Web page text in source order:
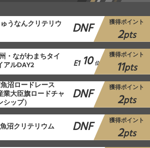
うなんクリテリウ DNF 獲得ポイント
2pts
・ながわまちタイ
アルDAY2 E1 10 位
獲得ポイント
11pts
沼ロードレース
業大臣旗ロードチャ
ップ） DNF 獲得ポイント
2pts
沼クリテリウム DNF 獲得ポイント
2pts